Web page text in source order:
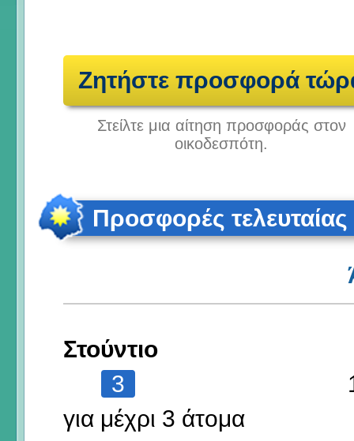
Ζητήστε προσφορά
Στείλτε μια αίτηση προσφοράς στον
οικοδεσπότη.
Προσφορές τελευταίας
Στούντιο
3
για μέχρι 3 άτομα